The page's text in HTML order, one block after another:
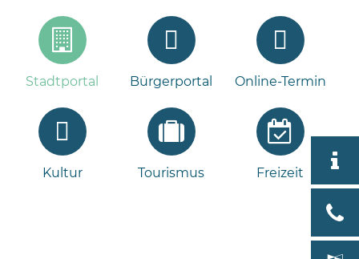
Stadtportal Bürgerportal Online-Termin
Kultur Tourismus Freizeit